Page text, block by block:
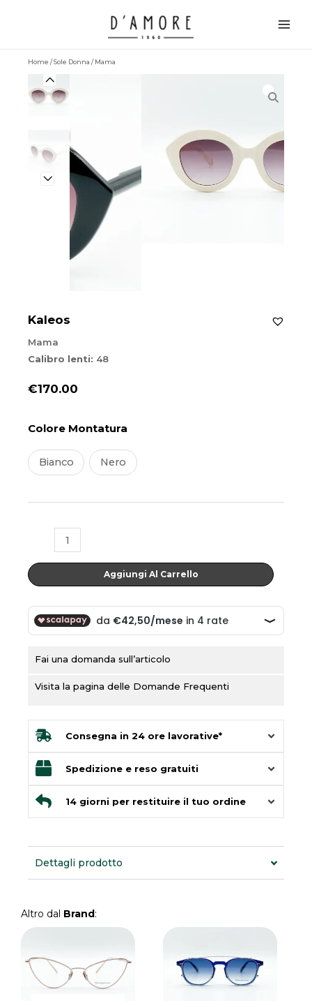
Home /Sole Donna / Mama
Kaleos
Mama
Calibro lenti: 48
€170.00
Colore Montatura
Bianco Nero
quantità
Aggiungi Al Carrello
Fai una domanda sull’articolo
Visita la pagina delle Domande Frequenti
Consegna in 24 ore lavorative*
Spedizione e reso gratuiti
14 giorni per restituire il tuo ordine
Dettagli prodotto
Altro dal Brand :
prodotto